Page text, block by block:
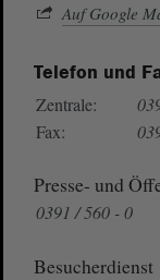
Auf Google
Telefon und
Zentrale:
Fax:
Presse- und
0391 / 560 - 0
Besucherdienst